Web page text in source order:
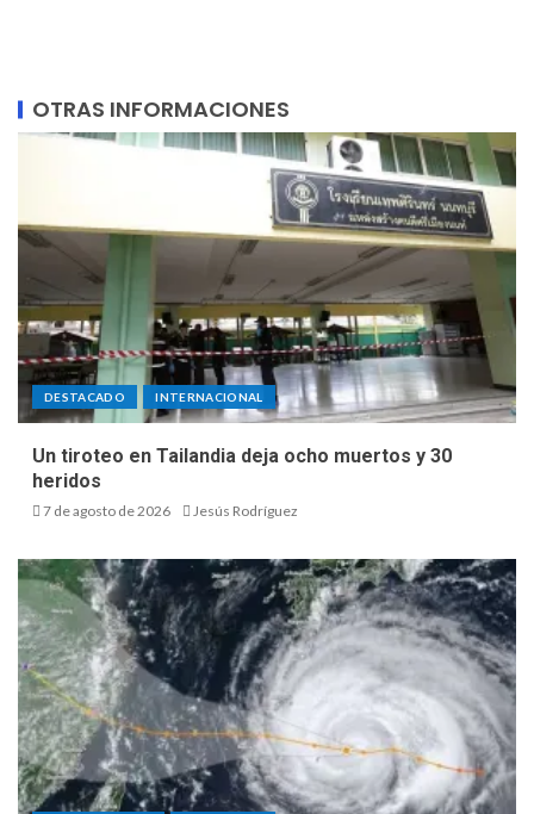
OTRAS INFORMACIONES
DESTACADO INTERNACIONAL
Un tiroteo en Tailandia deja ocho muertos y 30
heridos
7 de agosto de 2026 Jesús Rodríguez